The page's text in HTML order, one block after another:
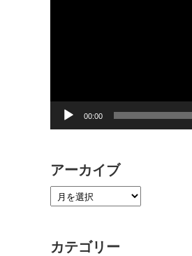
00:00
アーカイブ
カテゴリー